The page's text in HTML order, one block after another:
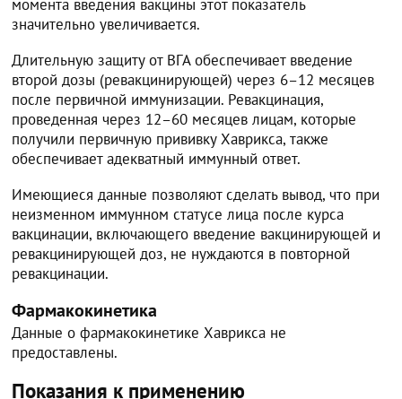
момента введения вакцины этот показатель
значительно увеличивается.
Длительную защиту от ВГА обеспечивает введение
второй дозы (ревакцинирующей) через 6–12 месяцев
после первичной иммунизации. Ревакцинация,
проведенная через 12–60 месяцев лицам, которые
получили первичную прививку Хаврикса, также
обеспечивает адекватный иммунный ответ.
Имеющиеся данные позволяют сделать вывод, что при
неизменном иммунном статусе лица после курса
вакцинации, включающего введение вакцинирующей и
ревакцинирующей доз, не нуждаются в повторной
ревакцинации.
Фармакокинетика
Данные о фармакокинетике Хаврикса не
предоставлены.
Показания к применению